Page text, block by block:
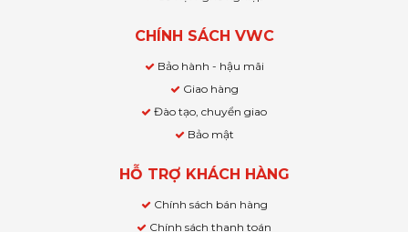
CHÍNH SÁCH VWC
Bảo hành - hậu mãi
Giao hàng
Đào tạo, chuyển giao
Bảo mật
HỖ TRỢ KHÁCH HÀNG
Chính sách bán hàng
Chính sách thanh toán